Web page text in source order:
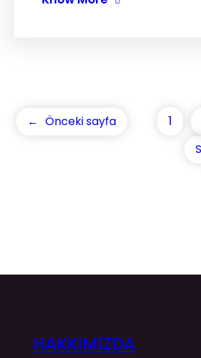
← Önceki sayfa 1
HAKKIMIZDA